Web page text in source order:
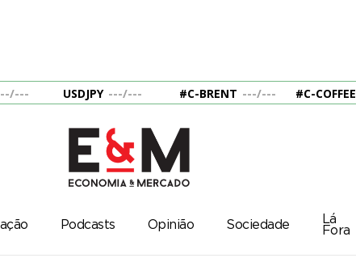
/--- USDJPY ---/--- #C-BRENT ---/--- #C-COFFEE
Podcasts Opinião Sociedade
Lá
Fora